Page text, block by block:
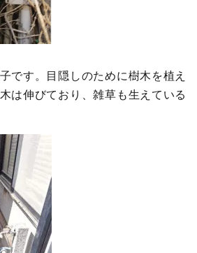
です。目隠しのために樹木を植え
は伸びており、雑草も生えている